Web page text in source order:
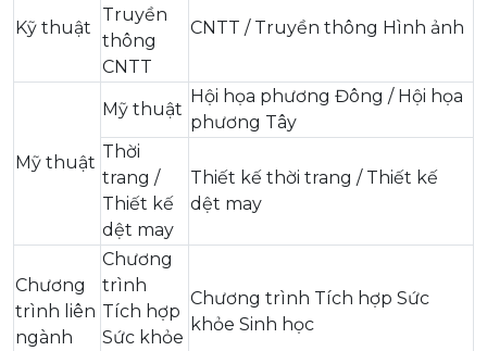
Kỹ thuật
Truyền
thông
CNTT
CNTT / Truyền thông Hình ảnh
Mỹ thuật
Mỹ thuật
Hội họa phương Đông / Hội họa
phương Tây
Thời
trang /
Thiết kế
dệt may
Thiết kế thời trang / Thiết kế
dệt may
Chương
trình liên
ngành
Chương
trình
Tích hợp
Sức khỏe
Chương trình Tích hợp Sức
khỏe Sinh học